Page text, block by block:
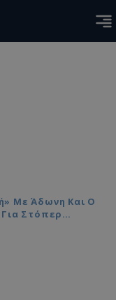
Με Άδωνη Και Ο
Για Στόπερ…